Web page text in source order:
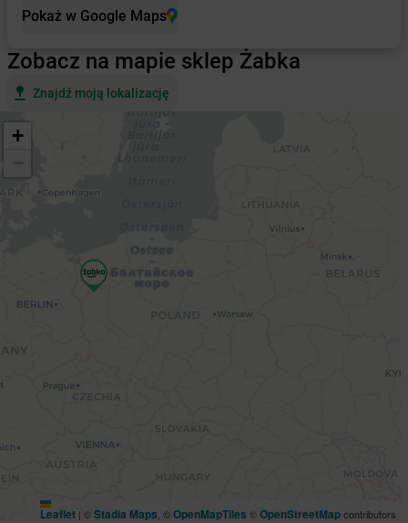
Pokaż w Google Maps
Zobacz na mapie sklep Żabka
Znajdź moją lokalizację
+
Leaflet | ©Stadia Maps , ©OpenMapTiles ©OpenStreetMapcontributors